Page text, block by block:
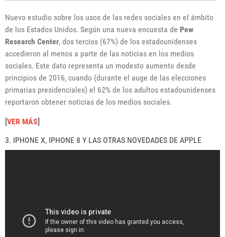
Nuevo estudio sobre los usos de las redes sociales en el ámbito
de los Estados Unidos. Según una nueva encuesta de Pew
Research Center, dos tercios (67%) de los estadounidenses
accedieron al menos a parte de las noticias en los medios
sociales. Este dato representa un modesto aumento desde
principios de 2016, cuando (durante el auge de las elecciones
primarias presidenciales) el 62% de los adultos estadounidenses
reportaron obtener noticias de los medios sociales.
[VER MÁS]
3. IPHONE X, IPHONE 8 Y LAS OTRAS NOVEDADES DE APPLE